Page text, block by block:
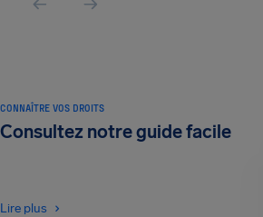
CONNAÎTRE VOS DROITS
Consultez notre guide facile
Lire plus